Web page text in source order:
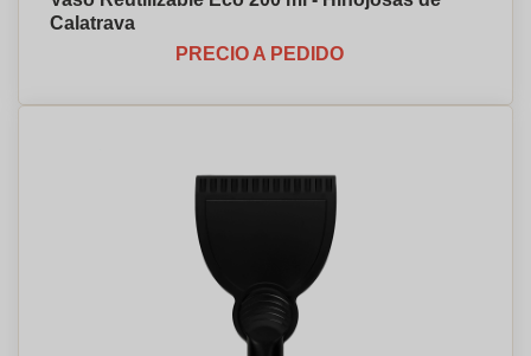
Calatrava
PRECIO A PEDIDO